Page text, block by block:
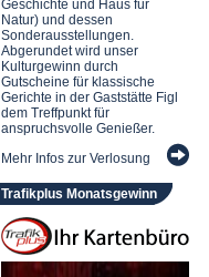
Geschichte und Haus für
Natur) und dessen
Sonderausstellungen.
Abgerundet wird unser
Kulturgewinn durch
Gutscheine für klassische
Gerichte in der Gaststätte Figl
dem Treffpunkt für
anspruchsvolle Genießer.
Mehr Infos zur Verlosung
Trafikplus Monatsgewinn